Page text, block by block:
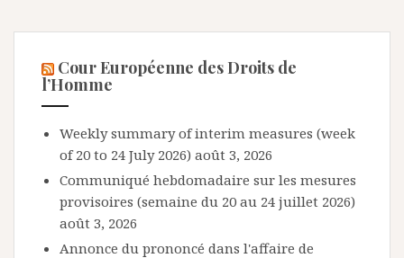
Cour Européenne des Droits de
l’Homme
Weekly summary of interim measures (week
of 20 to 24 July 2026) août 3, 2026
Communiqué hebdomadaire sur les mesures
provisoires (semaine du 20 au 24 juillet 2026)
août 3, 2026
Annonce du prononcé dans l'affaire de